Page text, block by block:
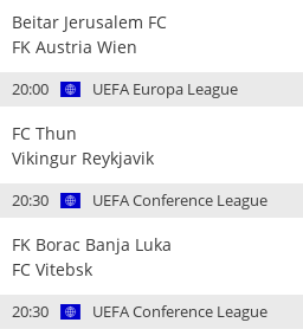
Beitar Jerusalem FC
FK Austria Wien
20:00 UEFA Europa League
FC Thun
Vikingur Reykjavik
20:30 UEFA Conference League
FK Borac Banja Luka
FC Vitebsk
20:30 UEFA Conference League